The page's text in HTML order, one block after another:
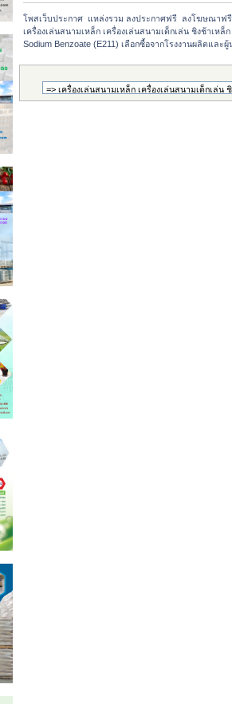
โพสเว็บประกาศ  แหล่งรวม ลงประกาศฟรี  ลงโฆษณาฟรี
เครื่องเล่นสนามเหล็ก เครื่องเล่นสนามเด็กเล่น ชิงช้าเห
Sodium Benzoate (E211) เลือกซื้อจากโรงงานผลิตและผู้